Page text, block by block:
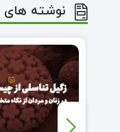
نوشته های